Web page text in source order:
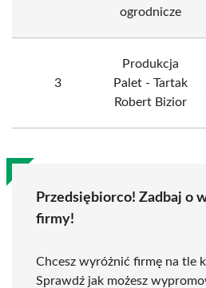
ogrodnicze
3
Produkcja
Palet - Tartak
Robert Bizior
Przedsiębiorco! Zadbaj o
firmy!
Chcesz wyróżnić firmę na tle
Sprawdź jak możesz